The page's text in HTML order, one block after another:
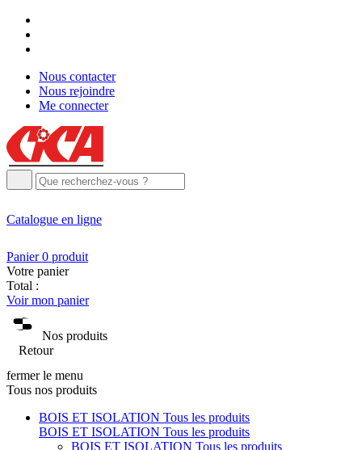
Nous contacter
Nous rejoindre
Me connecter
Catalogue en ligne
Panier 0 produit
Votre panier
Total :
Voir mon panier
Nos produits
Retour
fermer le menu
Tous nos produits
BOIS ET ISOLATION Tous les produits
BOIS ET ISOLATION Tous les produits
BOIS ET ISOLATION Tous les produits